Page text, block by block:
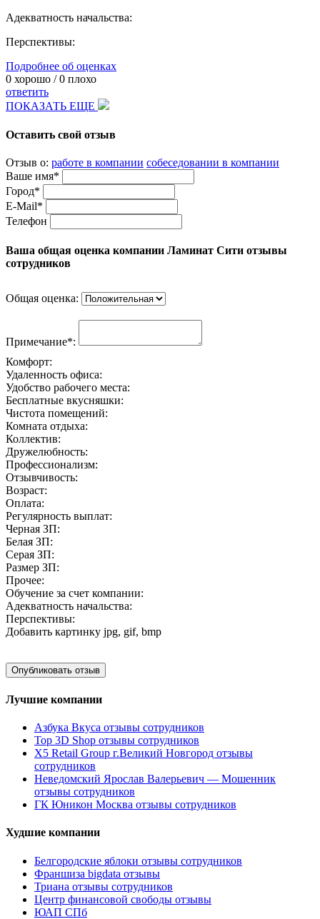
Адекватность начальства:
Перспективы:
Подробнее об оценках
0 хорошо /0 плохо
ответить
ПОКАЗАТЬ ЕЩЕ
Оставить свой отзыв
Отзыв о: работе в компании собеседовании в компании
Ваше имя*
Город*
E-Mail*
Телефон
Ваша общая оценка компании Ламинат Сити отзывы
сотрудников
Общая оценка:
Примечание*:
Комфорт:
Удаленность офиса:
Удобство рабочего места:
Бесплатные вкусняшки:
Чистота помещений:
Комната отдыха:
Коллектив:
Дружелюбность:
Профессионализм:
Отзывчивость:
Возраст:
Оплата:
Регулярность выплат:
Черная ЗП:
Белая ЗП:
Серая ЗП:
Размер ЗП:
Прочее:
Обучение за счет компании:
Адекватность начальства:
Перспективы:
Добавить картинку jpg, gif, bmp
Лучшие компании
Азбука Вкуса отзывы сотрудников
Top 3D Shop отзывы сотрудников
X5 Retail Group г.Великий Новгород отзывы
сотрудников
Неведомский Ярослав Валерьевич — Мошенник
отзывы сотрудников
ГК Юникон Москва отзывы сотрудников
Худшие компании
Белгородские яблоки отзывы сотрудников
Франшиза bigdata отзывы
Триана отзывы сотрудников
Центр финансовой свободы отзывы
ЮАП СПб